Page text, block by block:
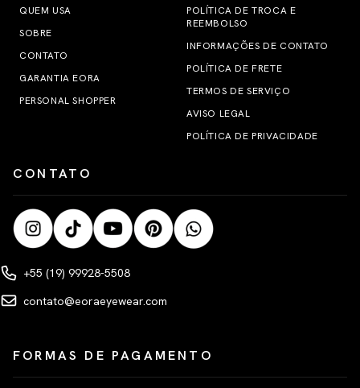
QUEM USA
SOBRE
CONTATO
GARANTIA EORA
PERSONAL SHOPPER
POLÍTICA DE TROCA E
REEMBOLSO
INFORMAÇÕES DE CONTATO
POLÍTICA DE FRETE
TERMOS DE SERVIÇO
AVISO LEGAL
POLÍTICA DE PRIVACIDADE
CONTATO
+55 (19) 99928-5508
contato@eoraeyewear.com
FORMAS DE PAGAMENTO